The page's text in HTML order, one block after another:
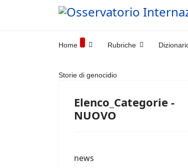
Home Rubriche
Storie di genocidio
Elenco_Categorie -
NUOVO
news